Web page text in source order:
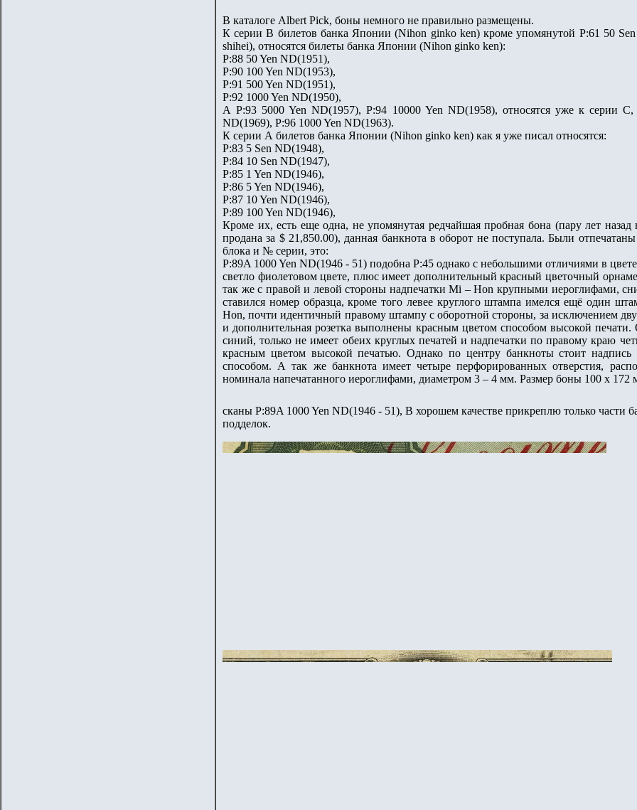
В каталоге Albert Pick, боны немного не правильно размещены.
К серии В билетов банка Японии (Nihon ginko ken) кроме упомянутой P:61 50
shihei), относятся билеты банка Японии (Nihon ginko ken):
P:88 50 Yen ND(1951),
P:90 100 Yen ND(1953),
P:91 500 Yen ND(1951),
P:92 1000 Yen ND(1950),
А P:93 5000 Yen ND(1957), P:94 10000 Yen ND(1958), относятся уже к серии
ND(1969), P:96 1000 Yen ND(1963).
К серии А билетов банка Японии (Nihon ginko ken) как я уже писал относятся:
P:83 5 Sen ND(1948),
P:84 10 Sen ND(1947),
P:85 1 Yen ND(1946),
P:86 5 Yen ND(1946),
P:87 10 Yen ND(1946),
P:89 100 Yen ND(1946),
Кроме их, есть еще одна, не упомянутая редчайшая пробная бона (пару лет
продана за $ 21,850.00), данная банкнота в оборот не поступала. Были
блока и № серии, это:
P:89A 1000 Yen ND(1946 - 51) подобна P:45 однако с небольшими отличиями в
светло фиолетовом цвете, плюс имеет дополнительный красный цветочный
так же с правой и левой стороны надпечатки Mi – Hon крупными иероглифами,
ставился номер образца, кроме того левее круглого штампа имелся ещё один
Hon, почти идентичный правому штампу с оборотной стороны, за исключением
и дополнительная розетка выполнены красным цветом способом высокой печати.
синий, только не имеет обеих круглых печатей и надпечатки по правому краю
красным цветом высокой печатью. Однако по центру банкноты стоит
способом. А так же банкнота имеет четыре перфорированных отверстия,
номинала напечатанного иероглифами, диаметром 3 – 4 мм. Размер боны 100 х 172
сканы P:89A 1000 Yen ND(1946 - 51), В хорошем качестве прикреплю только части
подделок.